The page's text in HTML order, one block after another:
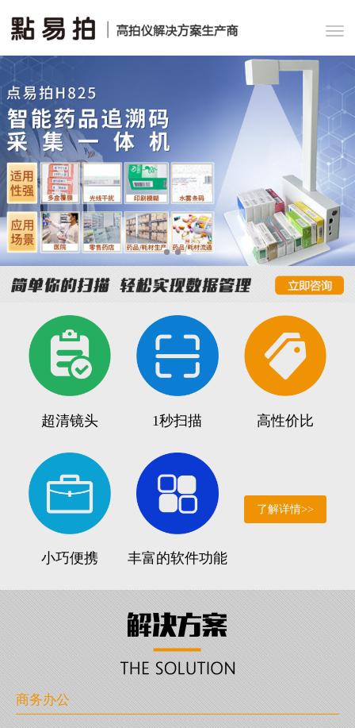
超清镜头 1秒扫描 高性价比
小巧便携 丰富的软件功能
了解详情>>
商务办公